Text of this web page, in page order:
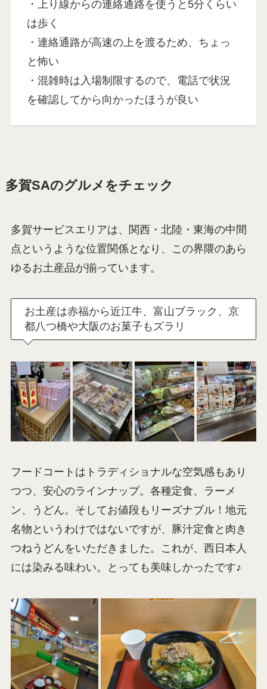
・上り線からの連絡通路を使うと5分くらい
は歩く
・連絡通路が高速の上を渡るため、ちょっ
と怖い
・混雑時は入場制限するので、電話で状況
を確認してから向かったほうが良い
多賀SAのグルメをチェック
多賀サービスエリアは、関西・北陸・東海の中間
点というような位置関係となり、この界隈のあら
ゆるお土産品が揃っています。
お土産は赤福から近江牛、富山ブラック、京
都八つ橋や大阪のお菓子もズラリ
フードコートはトラディショナルな空気感もあり
つつ、安心のラインナップ。各種定食、ラーメ
ン、うどん。そしてお値段もリーズナブル！地元
名物というわけではないですが、豚汁定食と肉き
つねうどんをいただきました。これが、西日本人
には染みる味わい。とっても美味しかったです♪